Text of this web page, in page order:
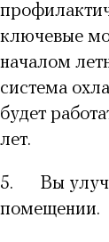
ключевые
началом
система
будет
лет.
5.
Вы
помещении.